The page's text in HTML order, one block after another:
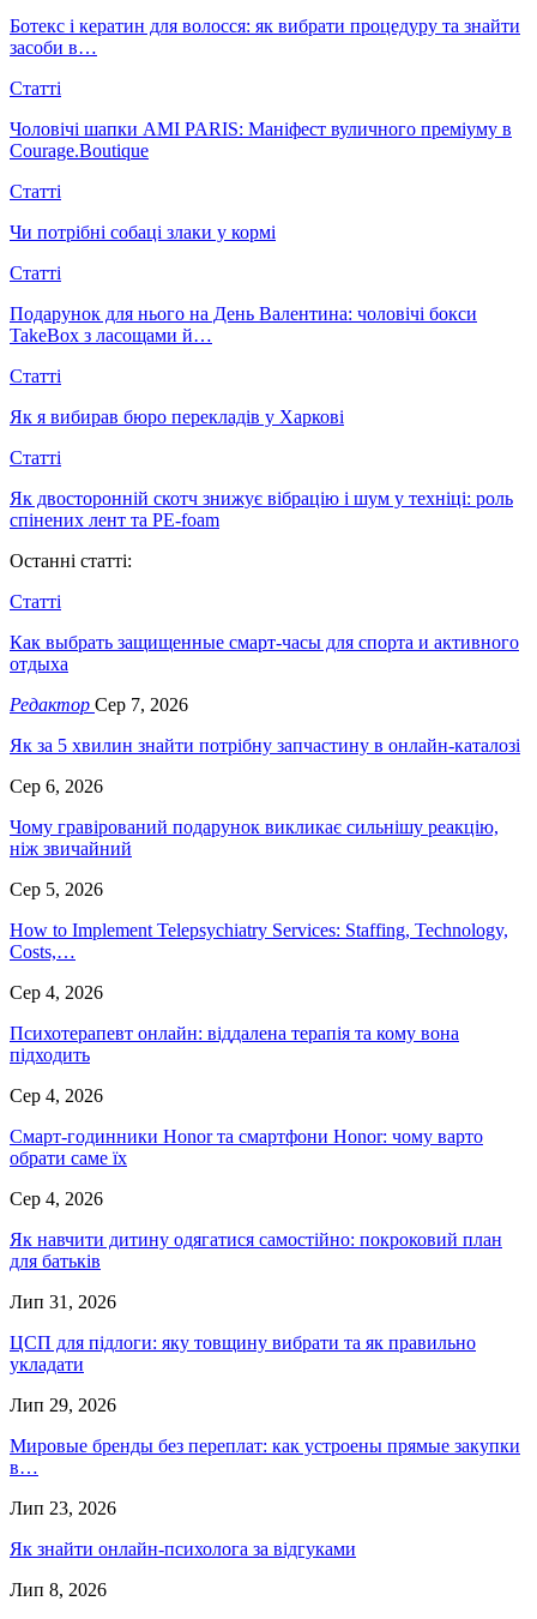
Ботекс і кератин для волосся: як вибрати процедуру та знайти
засоби в…
Статті
Чоловічі шапки AMI PARIS: Маніфест вуличного преміуму в
Courage.Boutique
Статті
Чи потрібні собаці злаки у кормі
Статті
Подарунок для нього на День Валентина: чоловічі бокси
TakeBox з ласощами й…
Статті
Як я вибирав бюро перекладів у Харкові
Статті
Як двосторонній скотч знижує вібрацію і шум у техніці: роль
спінених лент та PE-foam
Останні статті:
Статті
Как выбрать защищенные смарт-часы для спорта и активного
отдыха
Редактор Сер 7, 2026
Як за 5 хвилин знайти потрібну запчастину в онлайн-каталозі
Сер 6, 2026
Чому гравірований подарунок викликає сильнішу реакцію,
ніж звичайний
Сер 5, 2026
How to Implement Telepsychiatry Services: Staffing, Technology,
Costs,…
Сер 4, 2026
Психотерапевт онлайн: віддалена терапія та кому вона
підходить
Сер 4, 2026
Смарт-годинники Honor та смартфони Honor: чому варто
обрати саме їх
Сер 4, 2026
Як навчити дитину одягатися самостійно: покроковий план
для батьків
Лип 31, 2026
ЦСП для підлоги: яку товщину вибрати та як правильно
укладати
Лип 29, 2026
Мировые бренды без переплат: как устроены прямые закупки
в…
Лип 23, 2026
Як знайти онлайн-психолога за відгуками
Лип 8, 2026